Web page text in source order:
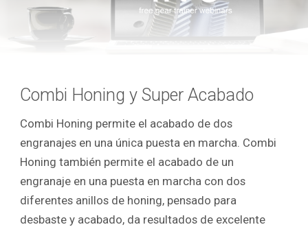
Combi Honing y Super Acabado
Combi Honing permite el acabado de dos
engranajes en una única puesta en marcha. Combi
Honing también permite el acabado de un
engranaje en una puesta en marcha con dos
diferentes anillos de honing, pensado para
desbaste y acabado, da resultados de excelente